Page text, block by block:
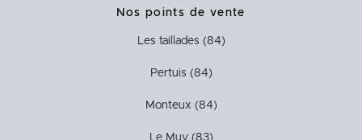
Nos points de vente
Les taillades (84)
Pertuis (84)
Monteux (84)
Le Muy (83)